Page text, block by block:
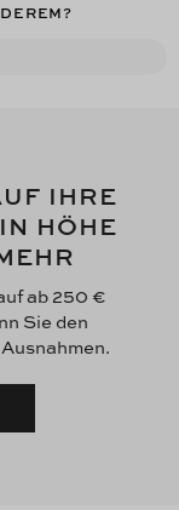
IHRE
HÖHE
ab 250 €
Sie den